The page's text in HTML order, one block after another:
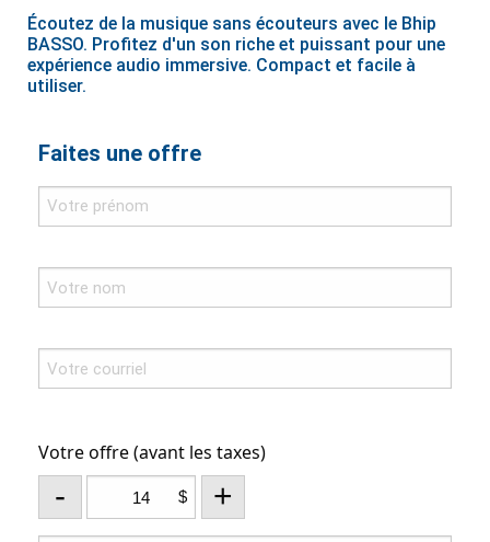
Écoutez de la musique sans écouteurs avec le Bhip
BASSO. Profitez d'un son riche et puissant pour une
expérience audio immersive. Compact et facile à
utiliser.
Faites une offre
Votre offre (avant les taxes)
- $ +